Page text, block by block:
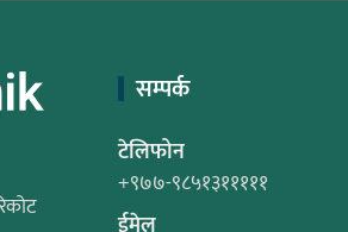
सम्पर्क
टेलिफोन
+९७७-९८५१३१११११